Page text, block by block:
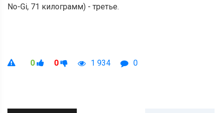
No-Gi, 71 килограмм) - третье.
0 0 1 934 0